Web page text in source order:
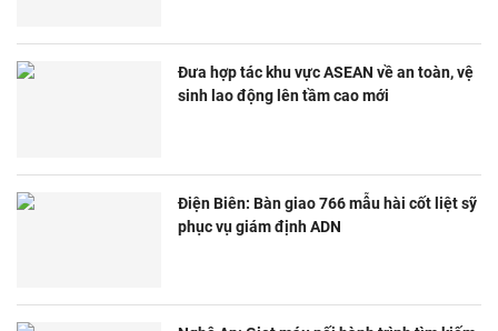
Đưa hợp tác khu vực ASEAN về an toàn, vệ
sinh lao động lên tầm cao mới
Điện Biên: Bàn giao 766 mẫu hài cốt liệt sỹ
phục vụ giám định ADN